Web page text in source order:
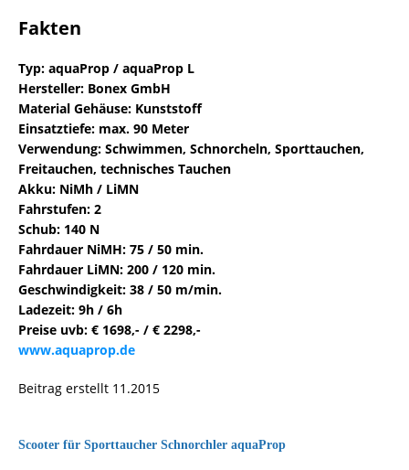
Fakten
Typ: aquaProp / aquaProp L
Hersteller: Bonex GmbH
Material Gehäuse: Kunststoff
Einsatztiefe: max. 90 Meter
Verwendung: Schwimmen, Schnorcheln, Sporttauchen,
Freitauchen, technisches Tauchen
Akku: NiMh / LiMN
Fahrstufen: 2
Schub: 140 N
Fahrdauer NiMH: 75 / 50 min.
Fahrdauer LiMN: 200 / 120 min.
Geschwindigkeit: 38 / 50 m/min.
Ladezeit: 9h / 6h
Preise uvb: € 1698,- / € 2298,-
www.aquaprop.de
Beitrag erstellt 11.2015
Scooter für Sporttaucher Schnorchler aquaProp